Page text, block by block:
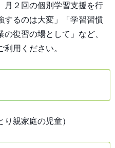
月２回の個別学習支援を行
するのは大変」「学習習慣
復習の場として」など、
用ください。
親家庭の児童）